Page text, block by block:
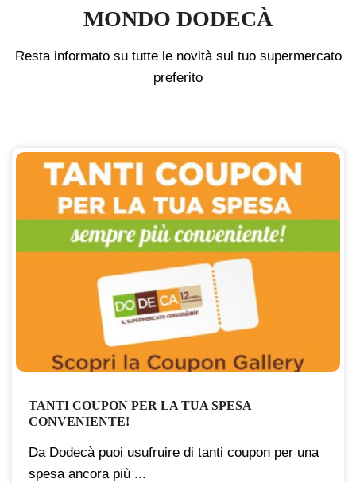
MONDO DODECÀ
Resta informato su tutte le novità sul tuo supermercato
preferito
TANTI COUPON PER LA TUA SPESA
CONVENIENTE!
Da Dodecà puoi usufruire di tanti coupon per una
spesa ancora più ...